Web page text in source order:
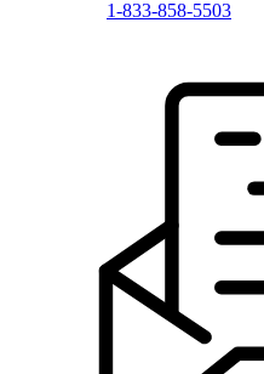
1-833-858-5503